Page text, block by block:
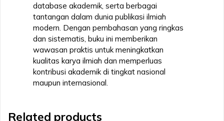
database akademik, serta berbagai
tantangan dalam dunia publikasi ilmiah
modern. Dengan pembahasan yang ringkas
dan sistematis, buku ini memberikan
wawasan praktis untuk meningkatkan
kualitas karya ilmiah dan memperluas
kontribusi akademik di tingkat nasional
maupun internasional.
Related products